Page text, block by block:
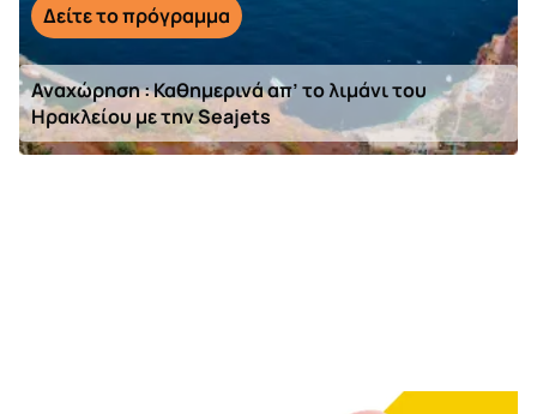
Δείτε το πρόγραμμα
Αναχώρηση : Καθημερινά απ’ το λιμάνι του
Ηρακλείου με την Seajets